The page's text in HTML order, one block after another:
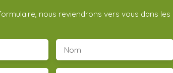
nous reviendrons vers vous dans les
Nom